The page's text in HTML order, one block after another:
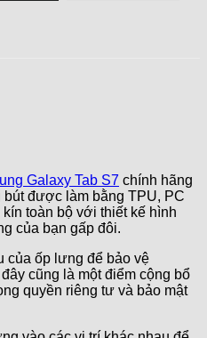
Galaxy Tab S7 chính hãng
được làm bằng TPU, PC
toàn bộ với thiết kế hình
của bạn gấp đôi.
của ốp lưng để bảo vệ
cũng là một điểm cộng bổ
quyền riêng tư và bảo mật